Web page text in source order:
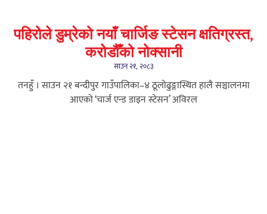
पहिरोले डुम्रेको नयाँ चार्जिङ स्टेसन क्षतिग्रस्त,
करोडौँको नोक्सानी
साउन २१, २०८३
तनहुँ । साउन २१ बन्दीपुर गाउँपालिका–४ ठूलोढुङ्गास्थित हालै सञ्चालनमा
आएको ‘चार्ज एन्ड डाइन स्टेसन’ अविरल